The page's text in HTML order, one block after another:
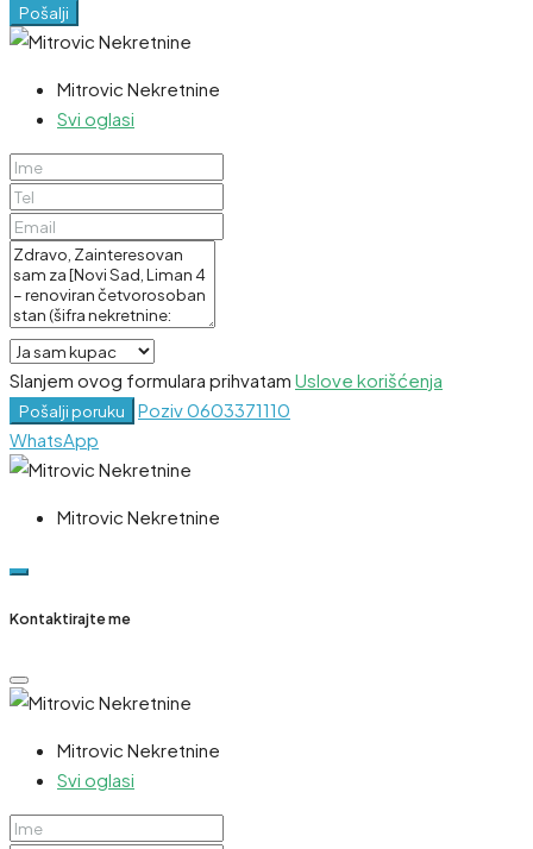
Pošalji
Mitrovic Nekretnine
Svi oglasi
Slanjem ovog formulara prihvatam Uslove korišćenja
Pošalji poruku Poziv0603371110
WhatsApp
Mitrovic Nekretnine
Kontaktirajte me
Mitrovic Nekretnine
Svi oglasi